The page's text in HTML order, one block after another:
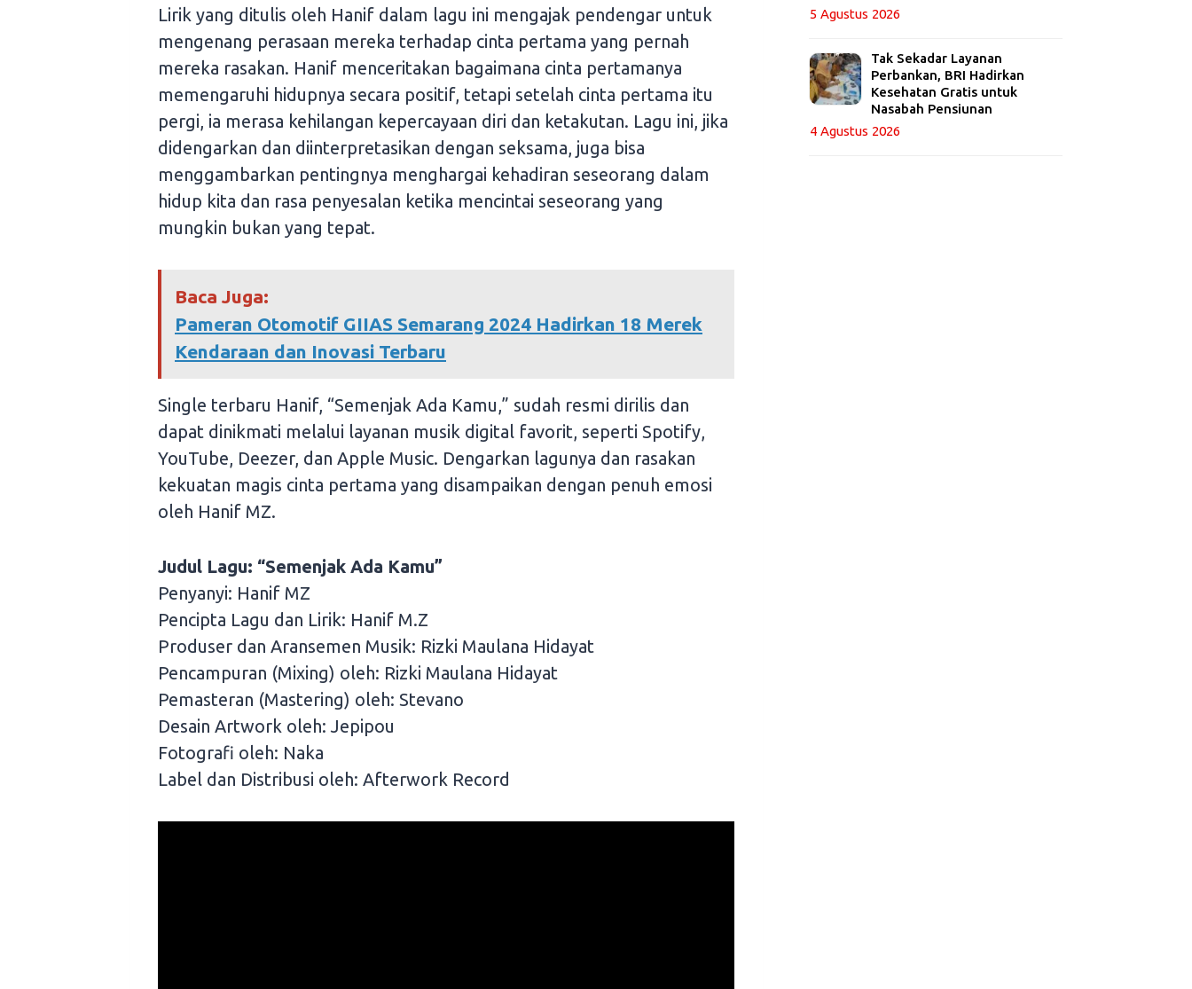
Lirik yang ditulis oleh Hanif dalam lagu ini mengajak pendengar untuk
mengenang perasaan mereka terhadap cinta pertama yang pernah
mereka rasakan. Hanif menceritakan bagaimana cinta pertamanya
memengaruhi hidupnya secara positif, tetapi setelah cinta pertama itu
pergi, ia merasa kehilangan kepercayaan diri dan ketakutan. Lagu ini, jika
didengarkan dan diinterpretasikan dengan seksama, juga bisa
menggambarkan pentingnya menghargai kehadiran seseorang dalam
hidup kita dan rasa penyesalan ketika mencintai seseorang yang
mungkin bukan yang tepat.
Baca Juga:
Pameran Otomotif GIIAS Semarang 2024 Hadirkan 18 Merek
Kendaraan dan Inovasi Terbaru
Single terbaru Hanif, “Semenjak Ada Kamu,” sudah resmi dirilis dan
dapat dinikmati melalui layanan musik digital favorit, seperti Spotify,
YouTube, Deezer, dan Apple Music. Dengarkan lagunya dan rasakan
kekuatan magis cinta pertama yang disampaikan dengan penuh emosi
oleh Hanif MZ.
Judul Lagu: “Semenjak Ada Kamu”
Penyanyi: Hanif MZ
Pencipta Lagu dan Lirik: Hanif M.Z
Produser dan Aransemen Musik: Rizki Maulana Hidayat
Pencampuran (Mixing) oleh: Rizki Maulana Hidayat
Pemasteran (Mastering) oleh: Stevano
Desain Artwork oleh: Jepipou
Fotografi oleh: Naka
Label dan Distribusi oleh: Afterwork Record
5 Agustus 2026
Tak Sekadar Layanan
Perbankan, BRI Hadirkan
Kesehatan Gratis untuk
Nasabah Pensiunan
4 Agustus 2026